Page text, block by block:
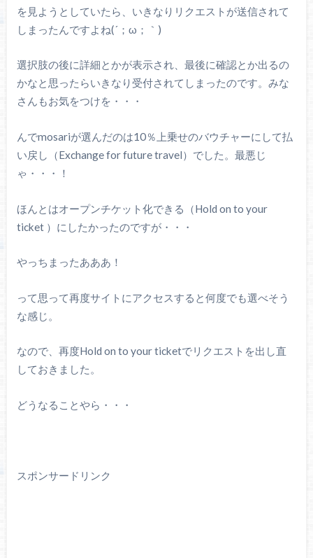
を見ようとしていたら、いきなりリクエストが送信されて
しまったんですよね(´；ω；｀)
選択肢の後に詳細とかが表示され、最後に確認とか出るの
かなと思ったらいきなり受付されてしまったのです。みな
さんもお気をつけを・・・
んでmosariが選んだのは10％上乗せのバウチャーにして払
い戻し（Exchange for future travel）でした。最悪じ
ゃ・・・！
ほんとはオープンチケット化できる（Hold on to your
ticket ）にしたかったのですが・・・
やっちまったあああ！
って思って再度サイトにアクセスすると何度でも選べそう
な感じ。
なので、再度Hold on to your ticketでリクエストを出し直
しておきました。
どうなることやら・・・
スポンサードリンク